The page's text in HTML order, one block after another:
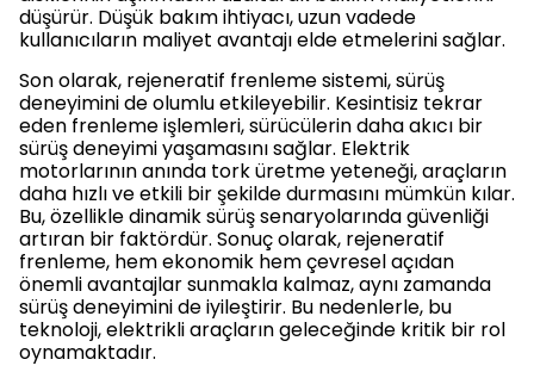
düşürür. Düşük bakım ihtiyacı, uzun vadede
kullanıcıların maliyet avantajı elde etmelerini sağlar.
Son olarak, rejeneratif frenleme sistemi, sürüş
deneyimini de olumlu etkileyebilir. Kesintisiz tekrar
eden frenleme işlemleri, sürücülerin daha akıcı bir
sürüş deneyimi yaşamasını sağlar. Elektrik
motorlarının anında tork üretme yeteneği, araçların
daha hızlı ve etkili bir şekilde durmasını mümkün kılar.
Bu, özellikle dinamik sürüş senaryolarında güvenliği
artıran bir faktördür. Sonuç olarak, rejeneratif
frenleme, hem ekonomik hem çevresel açıdan
önemli avantajlar sunmakla kalmaz, aynı zamanda
sürüş deneyimini de iyileştirir. Bu nedenlerle, bu
teknoloji, elektrikli araçların geleceğinde kritik bir rol
oynamaktadır.